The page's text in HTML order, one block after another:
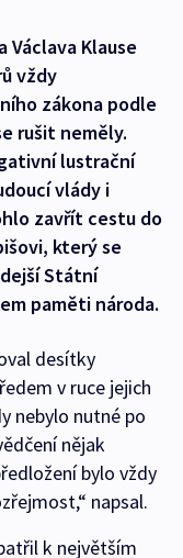
Klause
vždy
zákona podle
rušit neměly.
lustrační
vlády i
zavřít cestu do
který se
Státní
paměti národa.
desítky
v ruce jejich
nebylo nutné po
nějak
bylo vždy
napsal.
k největším